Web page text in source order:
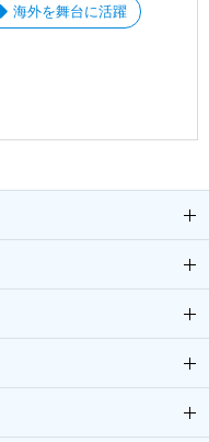
海外を舞台に活躍